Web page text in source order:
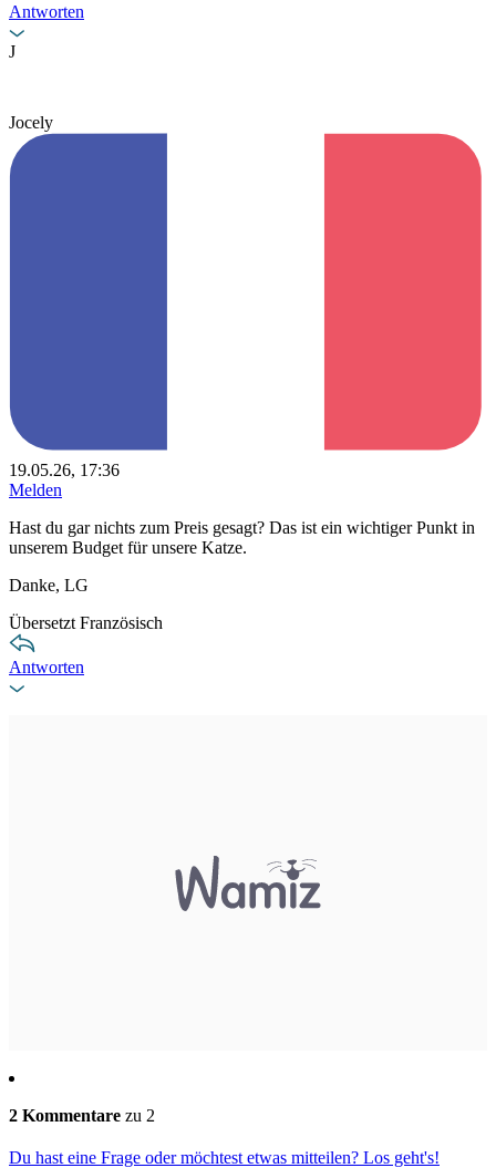
Antworten
J
Jocely
19.05.26, 17:36
Melden
Hast du gar nichts zum Preis gesagt? Das ist ein wichtiger Punkt in
unserem Budget für unsere Katze.
Danke, LG
Übersetzt Französisch
Antworten
2 Kommentare zu 2
Du hast eine Frage oder möchtest etwas mitteilen? Los geht's!